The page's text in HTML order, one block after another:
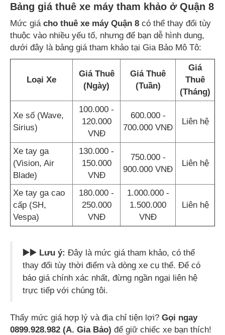
Bảng giá thuê xe máy tham khảo ở Quận 8
Mức giá cho thuê xe máy Quận 8 có thể thay đổi tùy
thuộc vào nhiều yếu tố, nhưng để bạn dễ hình dung,
dưới đây là bảng giá tham khảo tại Gia Bảo Mô Tô:
Loại Xe
Giá Thuê
(Ngày)
Giá Thuê
(Tuần)
Giá
Thuê
(Tháng)
Xe số (Wave,
Sirius)
100.000 -
120.000
VNĐ
600.000 -
700.000 VNĐ
Liên hệ
Xe tay ga
(Vision, Air
Blade)
130.000 -
150.000
VNĐ
750.000 -
900.000 VNĐ
Liên hệ
Xe tay ga cao
cấp (SH,
Vespa)
180.000 -
250.000
VNĐ
1.000.000 -
1.500.000
VNĐ
Liên hệ
▶️▶️ Lưu ý: Đây là mức giá tham khảo, có thể
thay đổi tùy thời điểm và dòng xe cụ thể. Để có
báo giá chính xác nhất, đừng ngần ngại liên hệ
trực tiếp với chúng tôi.
Thấy mức giá hợp lý và địa chỉ tiện lợi? Gọi ngay
0899.928.982 (A. Gia Bảo) để giữ chiếc xe bạn thích!